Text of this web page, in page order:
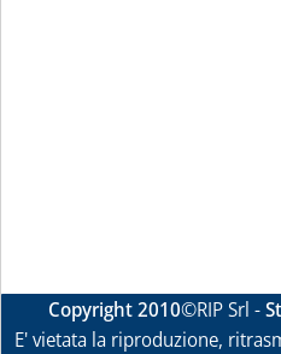
Copyright 2010©RIP Srl -
E' vietata la riproduzione,